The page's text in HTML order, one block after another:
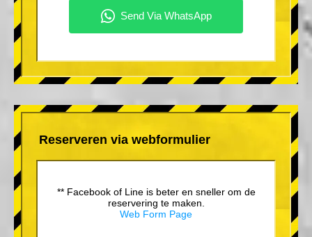
Reserveren via webformulier
** Facebook of Line is beter en sneller om de
reservering te maken.
Web Form Page